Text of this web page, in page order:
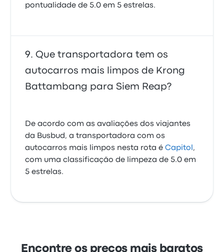
pontualidade de 5.0 em 5 estrelas.
Que transportadora tem os
autocarros mais limpos de Krong
Battambang para Siem Reap?
De acordo com as avaliações dos viajantes
da Busbud, a transportadora com os
autocarros mais limpos nesta rota éCapitol ,
com uma classificação de limpeza de 5.0 em
5 estrelas.
Encontre os preços mais baratos